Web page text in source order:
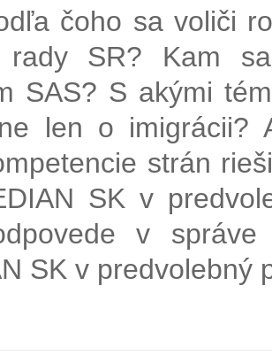
čoho sa voliči
rady SR? Kam
SAS? S akými
len o imigrácii?
strán
SK v
v
SK v predvolebný